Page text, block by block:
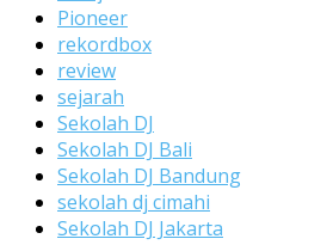
Pioneer
rekordbox
review
sejarah
Sekolah DJ
Sekolah DJ Bali
Sekolah DJ Bandung
sekolah dj cimahi
Sekolah DJ Jakarta